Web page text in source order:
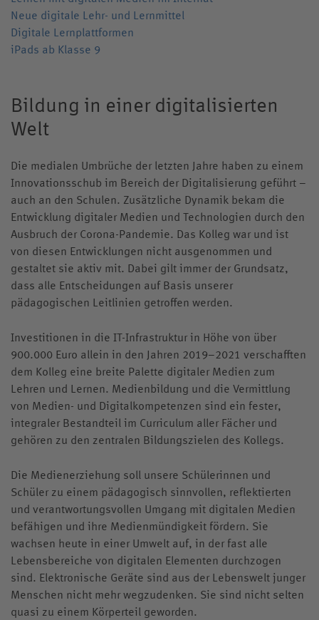
Internatsleben A – Z
Links
Klostergeschichten
Kollegskollektion
Medien
Videos
Jubiläumsjahr
Cathrin Stoll
Katrin Hoffmann-Allgeier
Neue digitale Lehr- und Lernmittel
Digitale Lernplattformen
iPads ab Klasse 9
Bildung in einer digitalisierten
Welt
Die medialen Umbrüche der letzten Jahre haben zu einem
Innovationsschub im Bereich der Digitalisierung geführt –
auch an den Schulen. Zusätzliche Dynamik bekam die
Entwicklung digitaler Medien und Technologien durch den
Ausbruch der Corona-Pandemie. Das Kolleg war und ist
von diesen Entwicklungen nicht ausgenommen und
gestaltet sie aktiv mit. Dabei gilt immer der Grundsatz,
dass alle Entscheidungen auf Basis unserer
pädagogischen Leitlinien getroffen werden.
Investitionen in die IT-Infrastruktur in Höhe von über
900.000 Euro allein in den Jahren 2019–2021 verschafften
dem Kolleg eine breite Palette digitaler Medien zum
Lehren und Lernen. Medienbildung und die Vermittlung
von Medien- und Digitalkompetenzen sind ein fester,
integraler Bestandteil im Curriculum aller Fächer und
gehören zu den zentralen Bildungszielen des Kollegs.
Die Medienerziehung soll unsere Schülerinnen und
Schüler zu einem pädagogisch sinnvollen, reflektierten
und verantwortungsvollen Umgang mit digitalen Medien
befähigen und ihre Medienmündigkeit fördern. Sie
wachsen heute in einer Umwelt auf, in der fast alle
Lebensbereiche von digitalen Elementen durchzogen
sind. Elektronische Geräte sind aus der Lebenswelt junger
Menschen nicht mehr wegzudenken. Sie sind nicht selten
quasi zu einem Körperteil geworden.